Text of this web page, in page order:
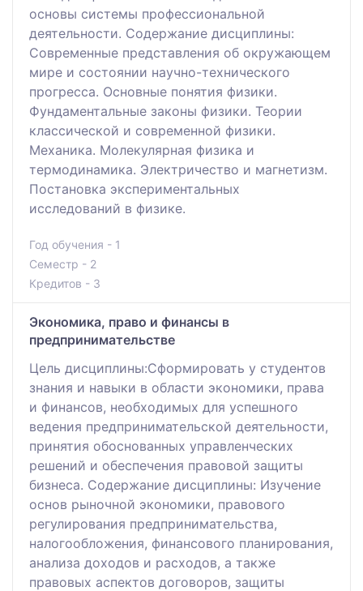
основы системы профессиональной
деятельности. Содержание дисциплины:
Современные представления об окружающем
мире и состоянии научно-технического
прогресса. Основные понятия физики.
Фундаментальные законы физики. Теории
классической и современной физики.
Механика. Молекулярная физика и
термодинамика. Электричество и магнетизм.
Постановка экспериментальных
исследований в физике.
Год обучения - 1
Семестр - 2
Кредитов - 3
Экономика, право и финансы в
предпринимательстве
Цель дисциплины:Сформировать у студентов
знания и навыки в области экономики, права
и финансов, необходимых для успешного
ведения предпринимательской деятельности,
принятия обоснованных управленческих
решений и обеспечения правовой защиты
бизнеса. Содержание дисциплины: Изучение
основ рыночной экономики, правового
регулирования предпринимательства,
налогообложения, финансового планирования,
анализа доходов и расходов, а также
правовых аспектов договоров, защиты